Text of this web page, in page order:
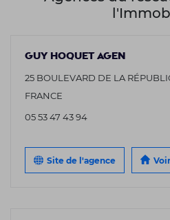
GUY HOQUET AGEN
25 BOULEVARD DE LA
FRANCE
05 53 47 43 94
Site de l'agence